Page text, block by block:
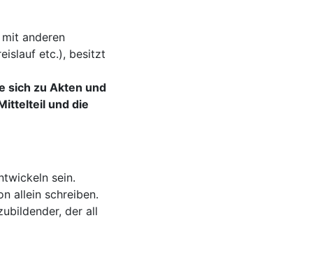
anderen
etc.), besitzt
sich zu Akten und
und die
sein.
allein schreiben.
der all